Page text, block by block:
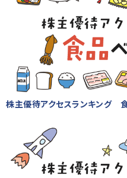
株主優待アクセスランキング